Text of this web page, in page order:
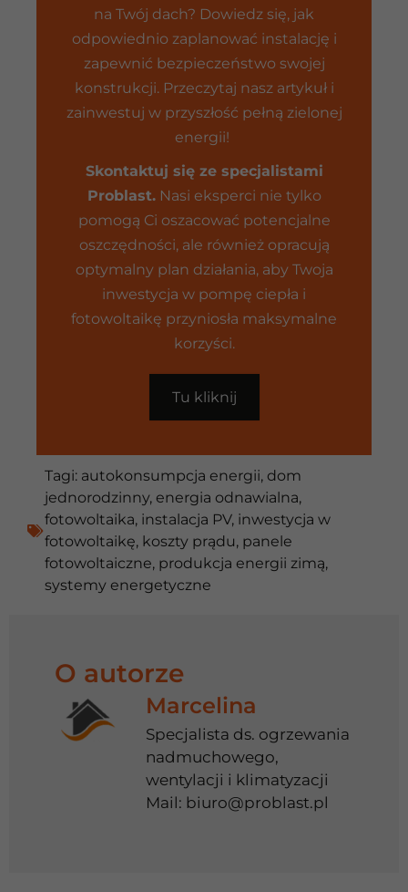
na Twój dach? Dowiedz się, jak
odpowiednio zaplanować instalację i
zapewnić bezpieczeństwo swojej
konstrukcji. Przeczytaj nasz artykuł i
zainwestuj w przyszłość pełną zielonej
energii!
Skontaktuj się ze specjalistami
Problast.Nasi eksperci nie tylko
pomogą Ci oszacować potencjalne
oszczędności, ale również opracują
optymalny plan działania, aby Twoja
inwestycja w pompę ciepła i
fotowoltaikę przyniosła maksymalne
korzyści.
Tu kliknij
Tagi: autokonsumpcja energii, dom
jednorodzinny, energia odnawialna,
fotowoltaika, instalacja PV, inwestycja w
fotowoltaikę, koszty prądu, panele
fotowoltaiczne, produkcja energii zimą,
systemy energetyczne
O autorze
Marcelina
Specjalista ds. ogrzewania
nadmuchowego,
wentylacji i klimatyzacji
Mail: biuro@problast.pl